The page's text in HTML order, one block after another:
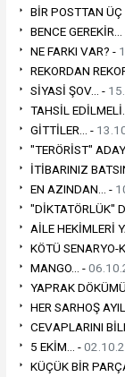
BİR POSTTAN
BENCE GEREKİR...
NE FARKI VAR? -
REKORDAN
SİYASİ ŞOV... -
TAHSİL
GİTTİLER... -
"TERÖRİST"
İTİBARINIZ
EN AZINDAN... -
"DİKTATÖRLÜK"
AİLE HEKİMLERİ
KÖTÜ SENARYO-
MANGO... -
YAPRAK
HER SARHOŞ
CEVAPLARINI
5 EKİM... -
KÜÇÜK BİR